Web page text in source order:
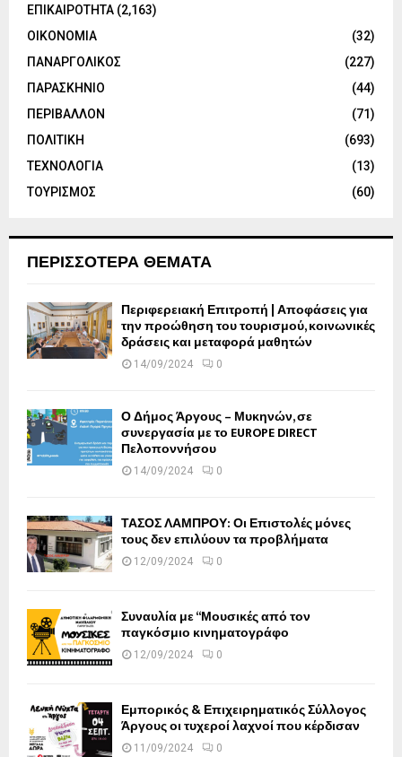
ΕΠΙΚΑΙΡΟΤΗΤΑ (2,163)
ΟΙΚΟΝΟΜΙΑ
(32)
ΠΑΝΑΡΓΟΛΙΚΟΣ
(227)
ΠΑΡΑΣΚΗΝΙΟ
(44)
ΠΕΡΙΒΑΛΛΟΝ
(71)
ΠΟΛΙΤΙΚΗ
(693)
ΤΕΧΝΟΛΟΓΙΑ
(13)
ΤΟΥΡΙΣΜΟΣ
(60)
ΠΕΡΙΣΣΟΤΕΡΑ ΘΕΜΑΤΑ
Περιφερειακή Επιτροπή | Αποφάσεις για
την προώθηση του τουρισμού, κοινωνικές
δράσεις και μεταφορά μαθητών
14/09/2024 0
Ο Δήμος Άργους – Μυκηνών, σε
συνεργασία με το EUROPE DIRECT
Πελοποννήσου
14/09/2024 0
ΤΑΣΟΣ ΛΑΜΠΡΟΥ: Οι Επιστολές μόνες
τους δεν επιλύουν τα προβλήματα
12/09/2024 0
Συναυλία με “Μουσικές από τον
παγκόσμιο κινηματογράφο
12/09/2024 0
Εμπορικός & Επιχειρηματικός Σύλλογος
Άργους οι τυχεροί λαχνοί που κέρδισαν
11/09/2024 0